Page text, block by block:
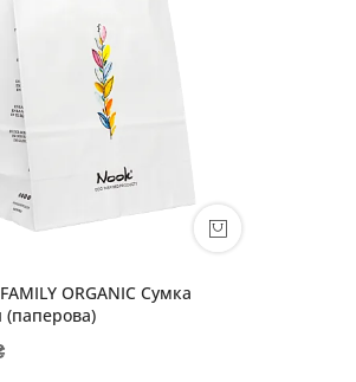
ORGANIC Сумка
(паперова)